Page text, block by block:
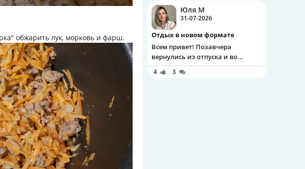
обжарить лук, морковь и фарш.
Юля М
31-07-2026
Отдых в новом формате
Всем привет! Позавчера
вернулись из отпуска и во...
4 3